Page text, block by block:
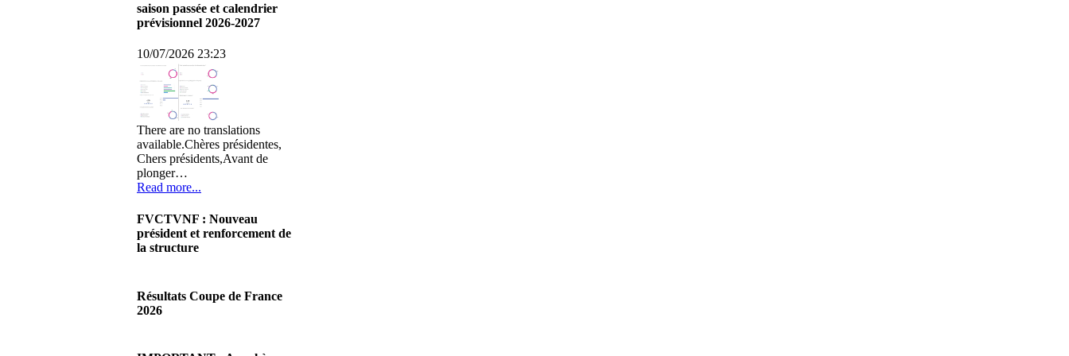
saison passée et calendrier
prévisionnel 2026-2027
10/07/2026 23:23
There are no translations
available.Chères présidentes,
Chers présidents,Avant de
plonger…
Read more...
FVCTVNF : Nouveau
président et renforcement de
la structure
There are no translations
available.Chères Présidentes,
Read more...
Résultats Coupe de France
2026